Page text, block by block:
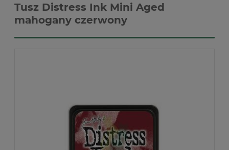
Tusz Distress Ink Mini Aged
mahogany czerwony